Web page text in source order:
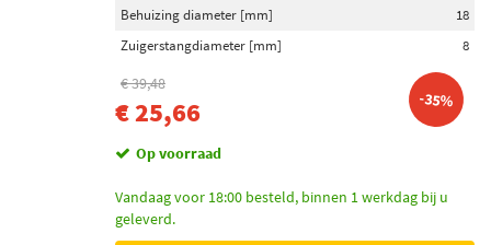
Behuizing diameter [mm]
18
Zuigerstangdiameter [mm]
8
€ 39,48
€ 25,66 -35%
Op voorraad
Vandaag voor 18:00 besteld, binnen 1 werkdag bij u
geleverd.